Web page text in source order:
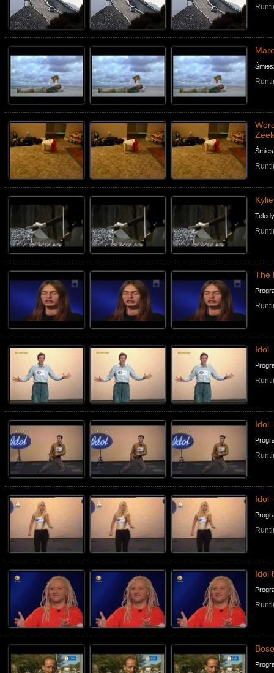
The
Idol
Idol
Idol
Idol